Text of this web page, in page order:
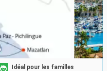
Idéal pour les familles